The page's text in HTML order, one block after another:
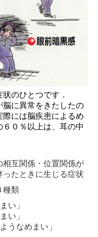
のひとつです．
に異常をきたしたの
際には脳疾患によるめ
０％以上は、耳の中
互関係・位置関係が
ったときに生じる症状
種類
い」
い」
うなめまい」